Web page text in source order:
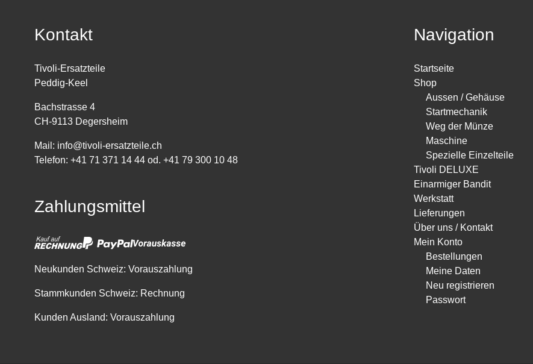
Kontakt
Tivoli-Ersatzteile
Peddig-Keel
Bachstrasse 4
CH-9113 Degersheim
Mail: info@tivoli-ersatzteile.ch
Telefon: +41 71 371 14 44 od. +41 79 300 10 48
Zahlungsmittel
Neukunden Schweiz: Vorauszahlung
Stammkunden Schweiz: Rechnung
Kunden Ausland: Vorauszahlung
Navigation
Startseite
Shop
Aussen / Gehäuse
Startmechanik
Weg der Münze
Maschine
Spezielle Einzelteile
Tivoli DELUXE
Einarmiger Bandit
Werkstatt
Lieferungen
Über uns / Kontakt
Mein Konto
Bestellungen
Meine Daten
Neu registrieren
Passwort